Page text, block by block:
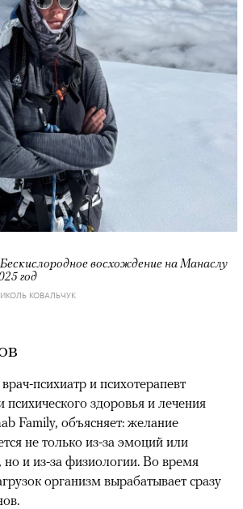
восхождение на Манаслу
год
КОВАЛЬЧУК
психиатр и психотерапевт
здоровья и лечения
Family, объясняет: желание
не только из-за эмоций или
и из-за физиологии. Во время
организм вырабатывает сразу